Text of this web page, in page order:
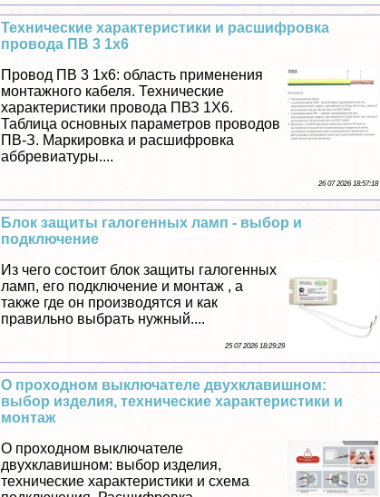
Технические хаpaктеристики и расшифровка
провода ПВ 3 1х6
Провод ПВ 3 1х6: область применения
монтажного кабеля. Технические
хаpaктеристики провода ПВЗ 1Х6.
Таблица основных параметров проводов
ПВ-З. Маркировка и расшифровка
аббревиатуры....
26 07 2026 18:57:18
Блок защиты галогенных ламп - выбор и
подключение
Из чего состоит блок защиты галогенных
ламп, его подключение и монтаж , а
также где он производятся и как
правильно выбрать нужный....
25 07 2026 18:29:29
О проходном выключателе двухклавишном:
выбор изделия, технические хаpaктеристики и
монтаж
О проходном выключателе
двухклавишном: выбор изделия,
технические хаpaктеристики и схема